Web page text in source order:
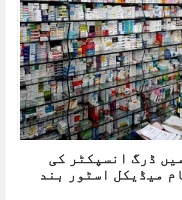
ڈرگ انسپکٹر کی
میڈیکل اسٹور بند